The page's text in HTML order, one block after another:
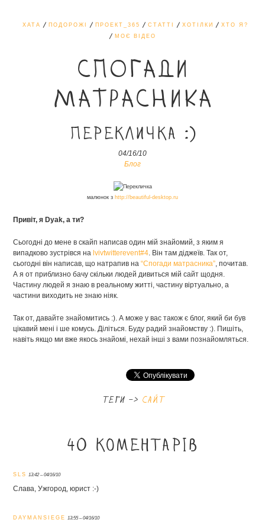
ХАТА ПОДОРОЖІ ПРОЕКТ_365 СТАТТІ ХОТІЛКИ
ХТО Я?
МОЄ ВІДЕО
СПОГАДИ
МАТРАСНИКА
Перекличка :)
04/16/10
Блог
малюнок з http://beautiful-desktop.ru
Привіт, я Dyak, а ти?
Сьогодні до мене в скайп написав один мій знайомий, з яким я
випадково зустрівся на lvivtwitterevent#4. Він там діджеїв. Так от,
сьогодні він написав, що натрапив на“Спогади матрасника”, почитав.
А я от приблизно бачу скільки людей дивиться мій сайт щодня.
Частину людей я знаю в реальному житті, частину віртуально, а
частини виходить не знаю ніяк.
Так от, давайте знайомитись :). А може у вас також є блог, який би був
цікавий мені і ше комусь. Діліться. Буду радий знайомству :). Пишіть,
навіть якщо ми вже якось знайомі, нехай інші з вами познайомляться.
теги -> сайт
40 коментарів
SLS 13:42 – 04/16/10
Слава, Ужгород, юрист :-)
DAYMANSIEGE 13:55 – 04/16/10